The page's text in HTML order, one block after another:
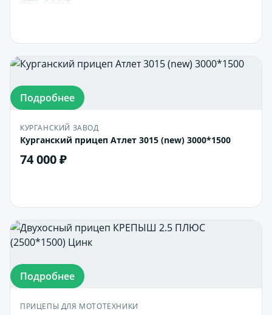
Подробнее
КУРГАНСКИЙ ЗАВОД
Курганский прицеп Атлет 3015 (new) 3000*1500
74 000 ₽
Подробнее
ПРИЦЕПЫ ДЛЯ МОТОТЕХНИКИ